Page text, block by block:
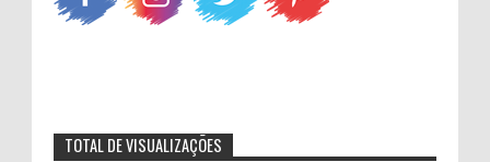
TOTAL DE VISUALIZAÇÕES